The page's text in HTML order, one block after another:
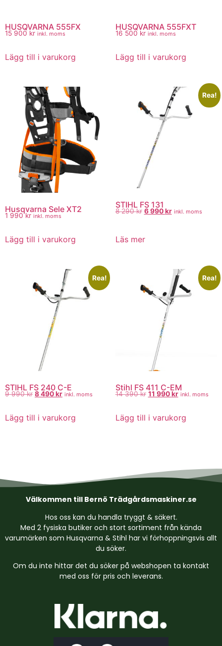
HUSQVARNA 555FX
15 900 kr inkl. moms
Lägg till i varukorg
HUSQVARNA 555FXT
16 500 kr inkl. moms
Lägg till i varukorg
Husqvarna Sele XT2
1 990kr inkl. moms
Lägg till i varukorg
Rea!
STIHL FS 131
8 290kr 6 990kr inkl. moms
Läs mer
Rea!
STIHL FS 240 C-E
9 990kr 8 490kr inkl. moms
Lägg till i varukorg
Rea!
Stihl FS 411 C-EM
14 390kr 11 990kr inkl. moms
Lägg till i varukorg
Välkommen till Bernö Trädgårdsmaskiner.se
Hos oss kan du handla tryggt & säkert.
Med 2 fysiska butiker och stort sortiment från kända
varumärken som Husqvarna & Stihl har vi förhoppningsvis allt
du söker.
Om du inte hittar det du söker på webshopen ta kontakt
med oss för pris och leverans.